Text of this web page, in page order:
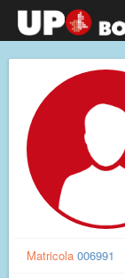
Matricola 006991